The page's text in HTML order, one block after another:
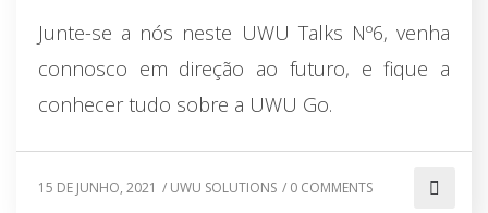
Junte-se a nós neste UWU Talks Nº6, venha
connosco em direção ao futuro, e fique a
conhecer tudo sobre a UWU Go.
15 DE JUNHO, 2021 / UWU SOLUTIONS / 0 COMMENTS